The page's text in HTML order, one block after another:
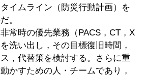
イムライン（防災行動計画）を
。
常時の優先業務（PACS，CT，X
洗い出し，その目標復旧時間，
，代替策を検討する。さらに重
かすための人・チームであり，